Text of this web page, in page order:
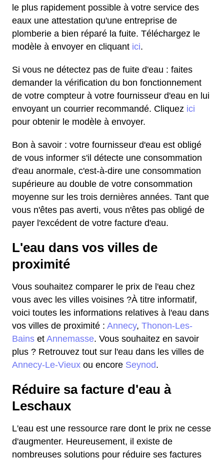
le plus rapidement possible à votre service des
eaux une attestation qu'une entreprise de
plomberie a bien réparé la fuite. Téléchargez le
modèle à envoyer en cliquant ici.
Si vous ne détectez pas de fuite d'eau : faites
demander la vérification du bon fonctionnement
de votre compteur à votre fournisseur d'eau en lui
envoyant un courrier recommandé. Cliquez ici
pour obtenir le modèle à envoyer.
Bon à savoir : votre fournisseur d'eau est obligé
de vous informer s'il détecte une consommation
d'eau anormale, c'est-à-dire une consommation
supérieure au double de votre consommation
moyenne sur les trois dernières années. Tant que
vous n'êtes pas averti, vous n'êtes pas obligé de
payer l'excédent de votre facture d'eau.
L'eau dans vos villes de
proximité
Vous souhaitez comparer le prix de l'eau chez
vous avec les villes voisines ?À titre informatif,
voici toutes les informations relatives à l'eau dans
vos villes de proximité : Annecy, Thonon-Les-
Bains et Annemasse. Vous souhaitez en savoir
plus ? Retrouvez tout sur l'eau dans les villes de
Annecy-Le-Vieux ou encore Seynod.
Réduire sa facture d'eau à
Leschaux
L'eau est une ressource rare dont le prix ne cesse
d'augmenter. Heureusement, il existe de
nombreuses solutions pour réduire ses factures